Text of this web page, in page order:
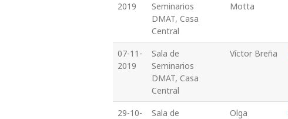
2019
Seminarios
DMAT, Casa
Central
Motta
07-11-
2019
Sala de
Seminarios
DMAT, Casa
Central
Víctor Breña
29-10-
Sala de
Olga